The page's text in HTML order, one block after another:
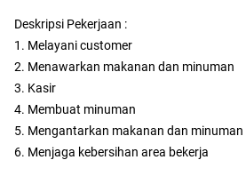
Deskripsi Pekerjaan :
1. Melayani customer
2. Menawarkan makanan dan minuman
3. Kasir
4. Membuat minuman
5. Mengantarkan makanan dan minuman
6. Menjaga kebersihan area bekerja